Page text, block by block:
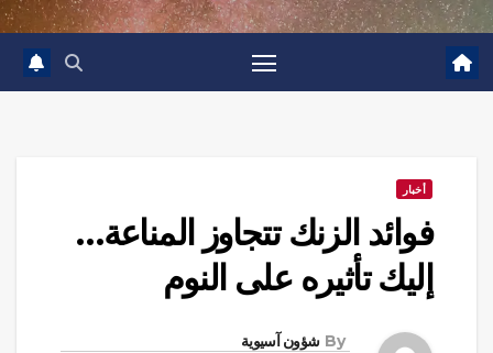
أخبار
فوائد الزنك تتجاوز المناعة…
إليك تأثيره على النوم
By شؤون آسيوية